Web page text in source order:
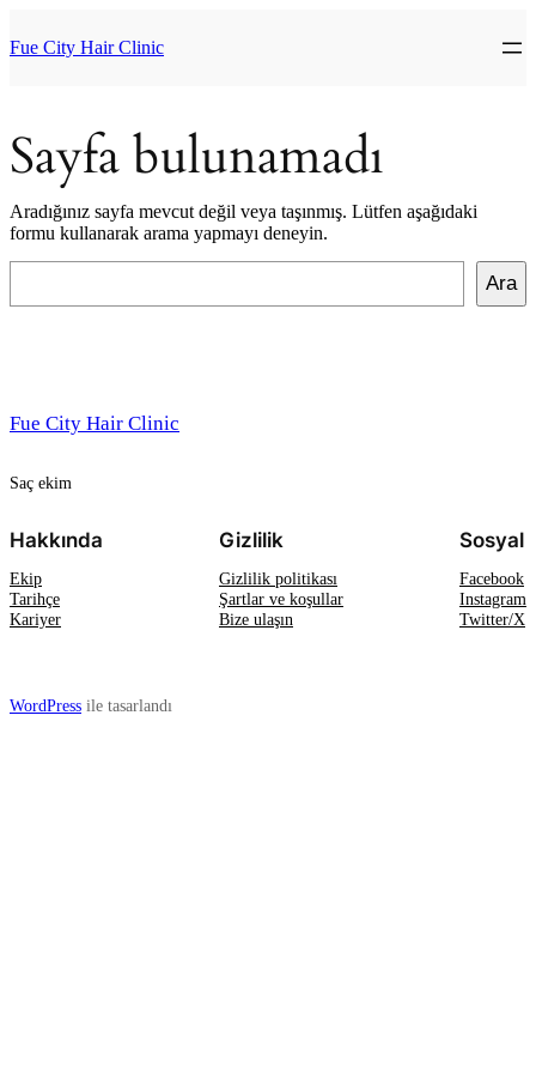
geç
Fue City Hair Clinic
Sayfa bulunamadı
Aradığınız sayfa mevcut değil veya taşınmış. Lütfen aşağıdaki
formu kullanarak arama yapmayı deneyin.
Ara
Fue City Hair Clinic
Saç ekim
Hakkında
Ekip
Tarihçe
Kariyer
Gizlilik
Gizlilik politikası
Şartlar ve koşullar
Bize ulaşın
Sosyal
Facebook
Instagram
Twitter/X
WordPress ile tasarlandı